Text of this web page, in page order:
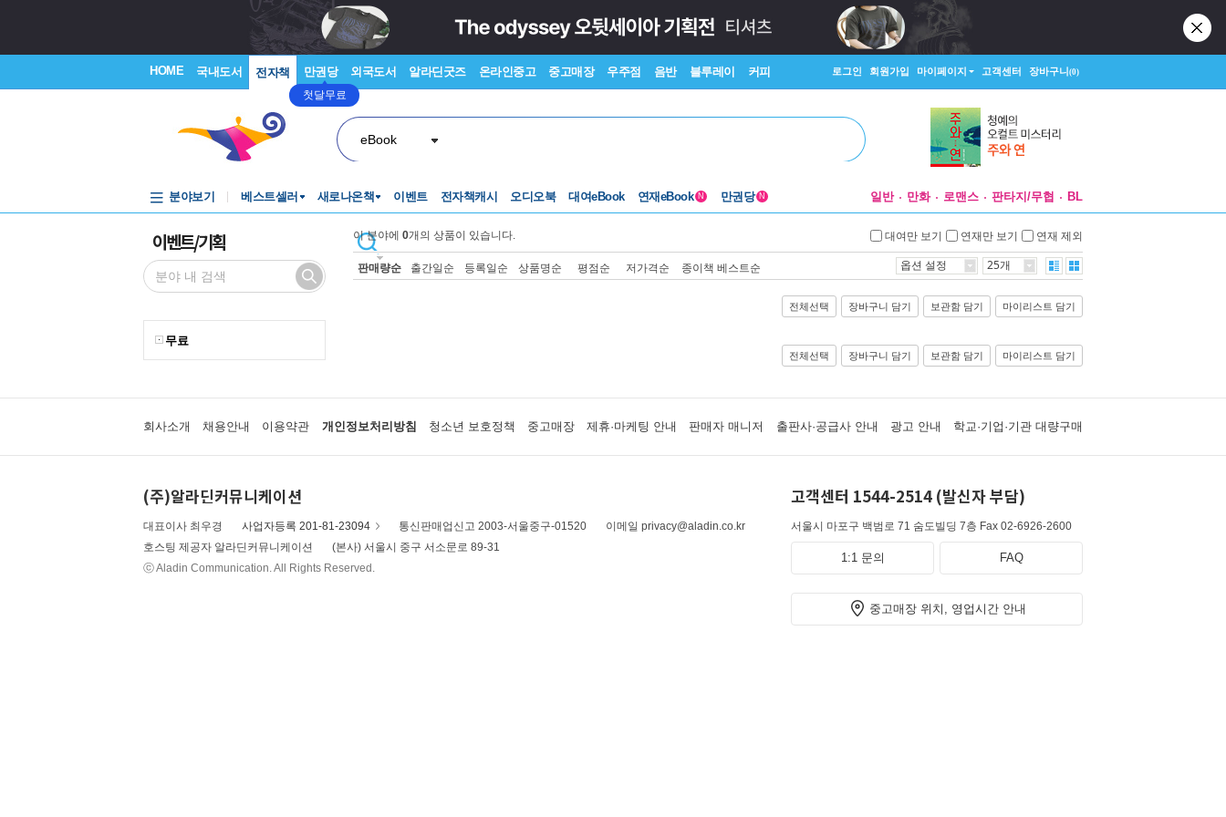
HOME 국내도서 전자책 만권당
첫달무료
외국도서 알라딘굿즈 온라인중고 중고매장 우주점 음반 블루레이 커피 로그인 회원가입 마이페이지 고객센터 장바구니(0)
eBook
분야보기 베스트셀러 새로나온책 이벤트 전자책캐시 오디오북 대여eBook 연재eBook N 만권당 N 일반 만화 로맨스 판타지/무협 BL
이벤트/기획
무료
이 분야에 0개의 상품이 있습니다. 대여만 보기 연재만 보기 연재 제외
판매량순 출간일순 등록일순 상품명순 평점순 저가격순 종이책 베스트순 옵션 설정 25개
전체선택 장바구니 담기 보관함 담기 마이리스트 담기
전체선택 장바구니 담기 보관함 담기 마이리스트 담기
회사소개 채용안내 이용약관 개인정보처리방침 청소년 보호정책 중고매장 제휴·마케팅 안내 판매자 매니저 출판사·공급사 안내 광고 안내 학교·기업·기관 대량구매
(주)알라딘커뮤니케이션
대표이사 최우경 사업자등록 201-81-23094 통신판매업신고 2003-서울중구-01520
이메일 privacy@aladin.co.kr
호스팅 제공자 알라딘커뮤니케이션
(본사) 서울시 중구 서소문로 89-31
ⓒ Aladin Communication. All Rights Reserved.
고객센터 1544-2514 (발신자 부담)
서울시 마포구 백범로 71 숨도빌딩 7층 Fax 02-6926-2600
1:1 문의 FAQ
중고매장 위치, 영업시간 안내